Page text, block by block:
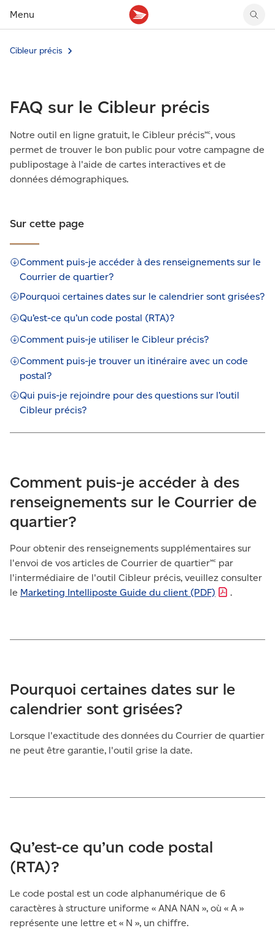
Menu
Tarifs des timbres
Faire un envoi au Canada
Expédier à l’étranger
Acheter timbres et fournitures d’emballage
Retourner un achat
Conseils d’expédition
Suivre un envoi
Gérer courrier et colis
Cueillette au comptoir
Boîtes postales et casiers
Louer une case postale
Compte MonArgent Postes Canada
Cartes et services prépayés
Voir les nouveaux timbres
Proposer un timbre
Cachets illustrés
Magazine En détail
Cibleur précis
FAQ sur le Cibleur précis
Notre outil en ligne gratuit, le Cibleur précis🅪, vous
permet de trouver le bon public pour votre campagne de
publipostage à l'aide de cartes interactives et de
données démographiques.
Sur cette page
Comment puis-je accéder à des renseignements sur le
Courrier de quartier?
Pourquoi certaines dates sur le calendrier sont grisées?
Qu’est-ce qu’un code postal (RTA)?
Comment puis-je utiliser le Cibleur précis?
Comment puis-je trouver un itinéraire avec un code
postal?
Qui puis-je rejoindre pour des questions sur l’outil
Cibleur précis?
Comment puis-je accéder à des
renseignements sur le Courrier de
quartier?
Pour obtenir des renseignements supplémentaires sur
l'envoi de vos articles de Courrier de quartier🅪 par
l'intermédiaire de l'outil Cibleur précis, veuillez consulter
le Marketing Intelliposte Guide du client (PDF) .
Pourquoi certaines dates sur le
calendrier sont grisées?
Lorsque l'exactitude des données du Courrier de quartier
ne peut être garantie, l'outil grise la date.
Qu’est-ce qu’un code postal
(RTA)?
Le code postal est un code alphanumérique de 6
caractères à structure uniforme « ANA NAN », où « A »
représente une lettre et « N », un chiffre.